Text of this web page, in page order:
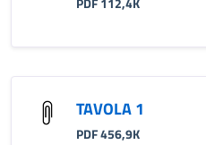
PDF 112,4K
TAVOLA 1
PDF 456,9K